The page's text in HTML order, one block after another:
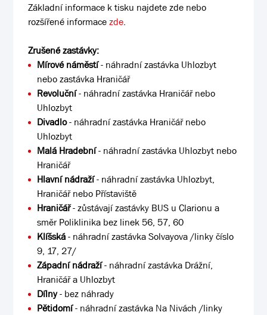
Základní informace k tisku najdete zde nebo
rozšířené informacezde.
Zrušené zastávky:
Mírové náměstí- náhradní zastávka Uhlozbyt
nebo zastávka Hraničář
Revoluční- náhradní zastávka Hraničář nebo
Uhlozbyt
Divadlo- náhradní zastávka Hraničář nebo
Uhlozbyt
Malá Hradební- náhradní zastávka Uhlozbyt nebo
Hraničář
Hlavní nádraží- náhradní zastávka Uhlozbyt,
Hraničář nebo Přístaviště
Hraničář- zůstávají zastávky BUS u Clarionu a
směr Poliklinika bez linek 56, 57, 60
Klíšská- náhradní zastávka Solvayova /linky číslo
9, 17, 27/
Západní nádraží- náhradní zastávka Drážní,
Hraničář a Uhlozbyt
Dílny- bez náhrady
Pětidomí- náhradní zastávka Na Nivách /linky